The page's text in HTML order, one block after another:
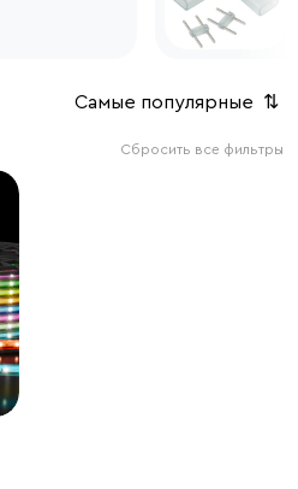
Самые популярные ⇅
Сбросить все фильтры